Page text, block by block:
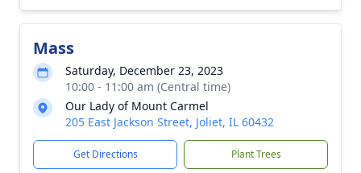
Mass
Saturday, December 23, 2023
10:00 - 11:00 am (Central time)
Our Lady of Mount Carmel
205 East Jackson Street, Joliet, IL 60432
Get Directions Plant Trees